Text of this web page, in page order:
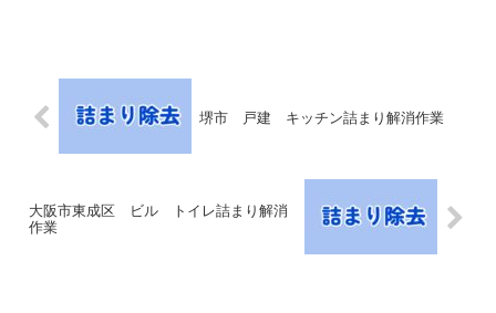
堺市 戸建 キッチン詰まり解消作業
大阪市東成区 ビル トイレ詰まり解消
作業